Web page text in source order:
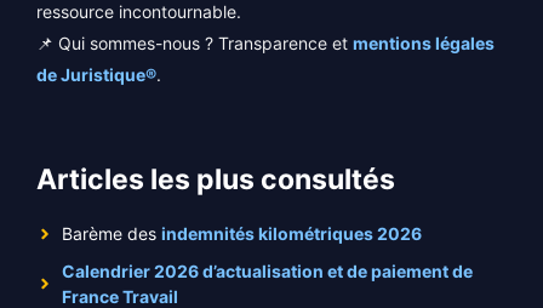
ressource incontournable.
📌 Qui sommes-nous ? Transparence et mentions légales
de Juristique®.
Articles les plus consultés
Barème des indemnités kilométriques 2026
Calendrier 2026 d’actualisation et de paiement de
France Travail